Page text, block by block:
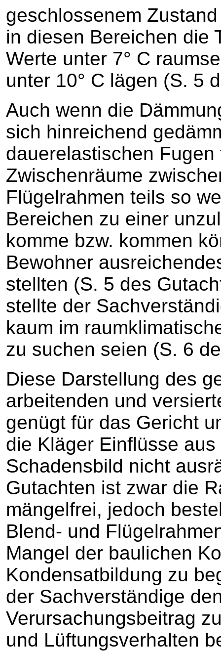
geschlossenem
in diesen Bereichen die
Werte unter 7° C
unter 10° C lägen (S. 5
Auch wenn die
sich hinreichend
dauerelastischen
Zwischenräume
Flügelrahmen teils so
Bereichen zu einer
komme bzw. kommen
Bewohner
stellten (S. 5 des
stellte der
kaum im
zu suchen seien (S. 6
Diese Darstellung des
arbeitenden und
genügt für das Gericht
die Kläger Einflüsse
Schadensbild nicht
Gutachten ist zwar die
mängelfrei, jedoch
Blend- und
Mangel der baulichen
Kondensatbildung zu
der Sachverständige
Verursachungsbeitrag
und Lüftungsverhalten